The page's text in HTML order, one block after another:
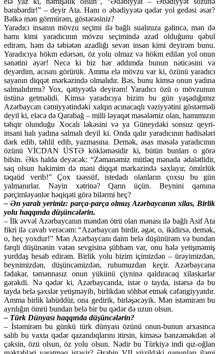
bərabərdir!” – deyir Ata. Hanı o əbədiyyətə qədər yol gedəsi əsər?
Bəlkə mən görmürəm, göstərəsiniz?
Yaradıcı insanın mövzu seçimi ilə bağlı sualınıza gəlincə, mən də
hamı kimi yaradıcının mövzu seçimində azad olduğunu qəbul
edirəm, həm də təbiətən azadlığı sevən insan kimi deyirəm bunu.
Yaradıcıya hökm edərsən, öz yolu olmaz və hökm edilən yol onun
sənətini əyər! Necə ki biz hər addımda bunun nəticəsini və
deyərdim, acısını görürük. Amma elə mövzu var ki, özünü yaradıcı
sayanın diqqət mərkəzində olmalıdır. Bəs, bunu kimsə onun yadına
salmalıdırmı? Yox, qətiyyətlə deyirəm! Yaradıcı özü o mövzunun
üstünə getməlidi. Kimsə yaradıcıya bizim bu gün yaşadığımız
Azərbaycan cəmiyyətindəki xalqın acınacaqlı vəziyyətini göstərməli
deyil ki, eləcə də Qarabağ – milli ləyaqət məsələmiz olan, hamımızın
təhqir olunduğu Xocalı ləkəsini və ya Güneydəki sonsuz qeyri-
insani halı yadına salmalı deyil ki. Onda qalır yaradıcının hadisələri
dərk edib, təhlil edib, yazmasına. Demək, əsas məsələ yaradıcının
özünü VİCDAN ÜSTƏ kökləməsidir ki, bütün bunları o görə
bilsin. Əks halda deyəcək: “Zəmanəmiz mütləq mənada ədalətlidir,
saq olsun hakimim də məni diqqət mərkəzində saxlayır, ömürlük
təqaüd verib!” Çox təəssüf, istedadı olanların çoxsu bu gün
yalmanırlar. Nəyin xətrinə? Qarın üçün. Beynini qarnına
pərçimləyənlər həqiqəti görə bilərmi heç?
– Ən yaralı yerimiz: parça-parça olmuş Azərbaycanın xilas, Birlik
yolu haqqında düşüncələrin.
– İlk əvvəl Azərbaycanın məndən ötrü olan mənası ilə bağlı Asif Ata
fikri ilə cavab verəcəm: “Azərbaycan birdir, əgər, o, ikidirsə, demək,
o, heç yoxdur!” Mən Azərbaycanı daim belə düşünürəm və bundan
fərqli düşünənin vətən sevgisinə şübhəm var, onu hələ yetişməmiş
yurddaş hesab edirəm. Birlik yolu bizim içimizdən – ürəyimizdən,
beynimizdən, düşüncəmizdən, ruhumuzdan keçir. Azərbaycana
fədakar, təmənnasız onun yükünü çiyninə qaldıracaq xilaskarlar
gərəkdi. Nə qədər ki, Azərbaycanda, istər o tayda, istərsə də bu
tayda belə şəxslər yetişməyib, birlikdən söhbət etmək cəfəngiyyatdır.
Amma birlik labüddür, ona gedirik, birləşəcəyik. Mən istəmirəm bu
ayrılığın ömrü bundan belə bir bu qədər də uzun olsun.
– Türk Dünyası haqqında düşüncələrin?
– İstəmirəm bu günkü türk dünyası özünü onun-bunun arxasınca
salıb bu vaxta qədər qazandıqlarını itirsin, kiməsə bənzəməkdən əl
çəksin, özü olsun, öz yolu olsun. Nədir bu Türkiyə indi qız-oğlan